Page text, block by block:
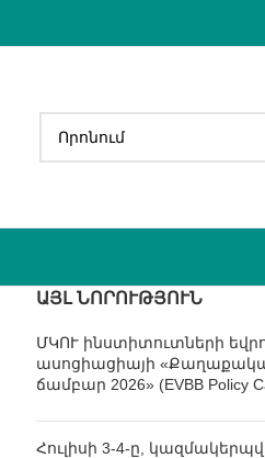
ԱՅԼ ՆՈՐՈՒԹՅՈՒՆ
ՄԿՈՒ ինստիտուտների
ասոցիացիայի
ճամբար 2026» (EVBB Policy
Հուլիսի 3-4-ը,